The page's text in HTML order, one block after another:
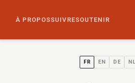
À PROPOSSUIVRESOUTENIR
FR EN DE NL